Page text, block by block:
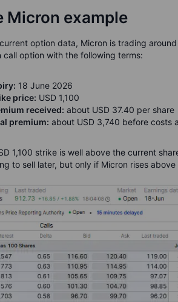
Micron example
option data, Micron is trading
call option with the following terms:
18 June 2026
price: USD 1,100
received: about USD 37.40 per share
premium: about USD 3,740 before costs
1,100 strike is well above the current
to sell later, but only if Micron rises